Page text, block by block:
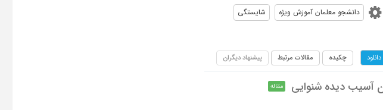
دانشجو معلمان آموزش ویژه
شایستگی
دانلود چکیده مقالات مرتبط پیشنهاد دیگران
آسیب دیده شنوایی مقاله